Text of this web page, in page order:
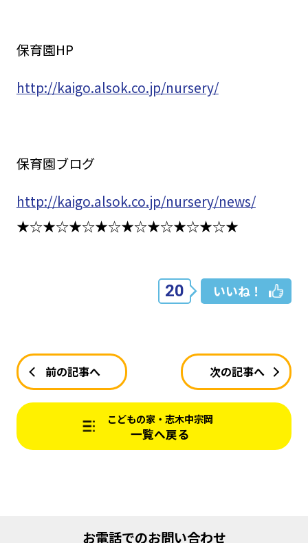
保育園HP
http://kaigo.alsok.co.jp/nursery/
保育園ブログ
http://kaigo.alsok.co.jp/nursery/news/
★☆★☆★☆★☆★☆★☆★☆★☆★
20 いいね！
前の記事へ 次の記事へ
こどもの家・志木中宗岡
一覧へ戻る
お電話でのお問い合わせ